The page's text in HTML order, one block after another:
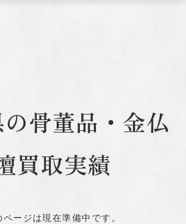
骨董品・金仏
買取実績
ページは現在準備中です。